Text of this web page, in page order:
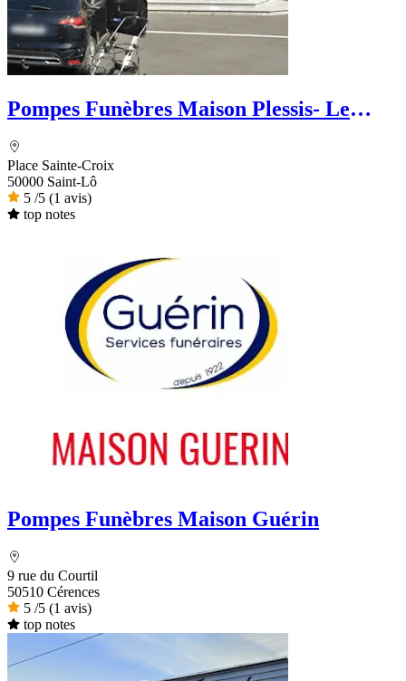
Pompes Funèbres Maison Plessis- Le
Place Sainte-Croix
50000 Saint-Lô
5 /5 (1 avis)
top notes
Pompes Funèbres Maison Guérin
9 rue du Courtil
50510 Cérences
5 /5 (1 avis)
top notes